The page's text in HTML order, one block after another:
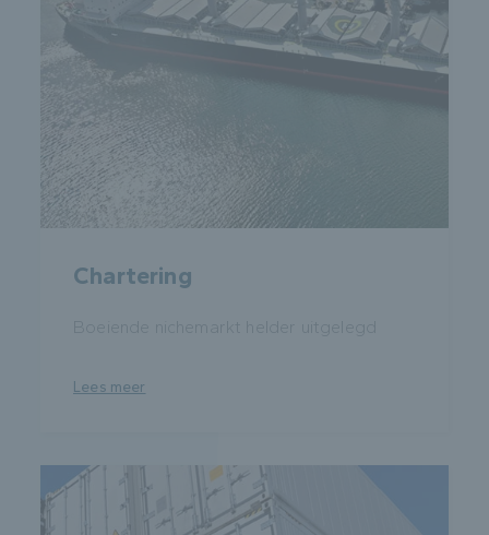
Chartering
Lees meer